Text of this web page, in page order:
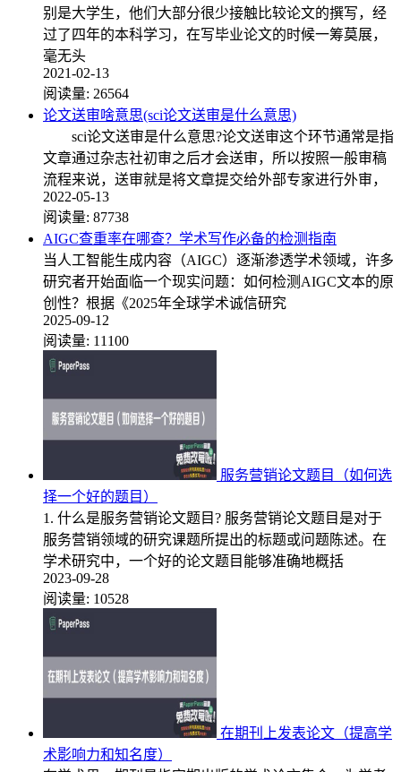
别是大学生，他们大部分很少接触比较论文的撰写，经
过了四年的本科学习，在写毕业论文的时候一筹莫展，
毫无头
2021-02-13
阅读量: 26564
论文送审啥意思(sci论文送审是什么意思)
sci论文送审是什么意思?论文送审这个环节通常是指
文章通过杂志社初审之后才会送审，所以按照一般审稿
流程来说，送审就是将文章提交给外部专家进行外审，
2022-05-13
阅读量: 87738
AIGC查重率在哪查？学术写作必备的检测指南
当人工智能生成内容（AIGC）逐渐渗透学术领域，许多
研究者开始面临一个现实问题：如何检测AIGC文本的原
创性？根据《2025年全球学术诚信研究
2025-09-12
阅读量: 11100
服务营销论文题目（如何选
择一个好的题目）
1. 什么是服务营销论文题目? 服务营销论文题目是对于
服务营销领域的研究课题所提出的标题或问题陈述。在
学术研究中，一个好的论文题目能够准确地概括
2023-09-28
阅读量: 10528
在期刊上发表论文（提高学
术影响力和知名度）